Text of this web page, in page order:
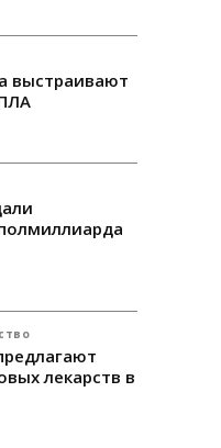
выстраивают
лекарств в